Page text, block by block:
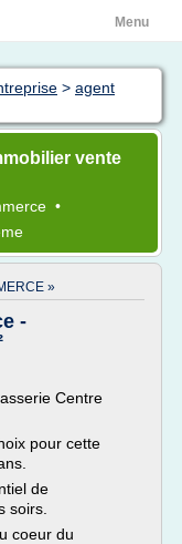
Menu
> agent
vente
•
»
-
Centre
pour cette
de
soirs.
coeur du